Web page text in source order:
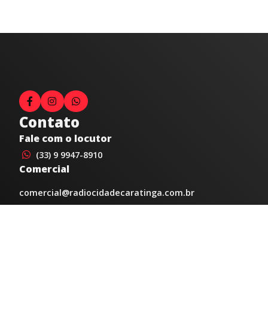
Contato
Fale com o locutor
(33) 9 9947-8910
Comercial
comercial@radiocidadecaratinga.com.br